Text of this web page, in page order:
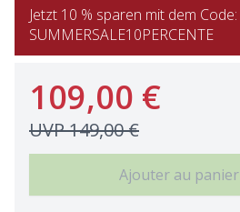
Jetzt 10 % sparen mit dem Code:
SUMMERSALE10PERCENTE
109,00 €
UVP149,00 €
Ajouter au panier